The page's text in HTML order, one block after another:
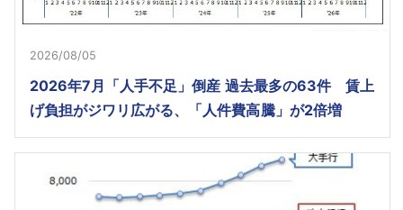
2026/08/05
2026年7月「人手不足」倒産 過去最多の63件 賃上
げ負担がジワリ広がる、「人件費高騰」が2倍増